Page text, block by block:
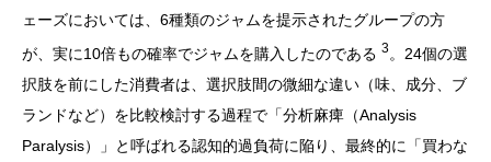
ェーズにおいては、6種類のジャムを提示されたグループの方
が、実に10倍もの確率でジャムを購入したのである 3。24個の選
択肢を前にした消費者は、選択肢間の微細な違い（味、成分、ブ
ランドなど）を比較検討する過程で「分析麻痺（Analysis
Paralysis）」と呼ばれる認知的過負荷に陥り、最終的に「買わな